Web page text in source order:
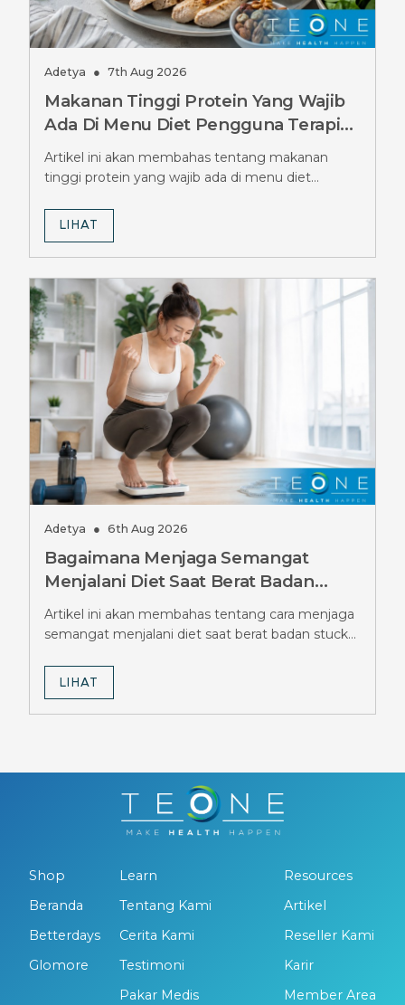
Adetya ● 7th Aug 2026
Makanan Tinggi Protein Yang Wajib
Ada Di Menu Diet Pengguna Terapi
Ozempic, Jangan Sampai Terlewat
Artikel ini akan membahas tentang makanan
tinggi protein yang wajib ada di menu diet
LIHAT
Adetya ● 6th Aug 2026
Bagaimana Menjaga Semangat
Menjalani Diet Saat Berat Badan
Stuck Berbulan-bulan, Simak Tipsnya
Artikel ini akan membahas tentang cara menjaga
semangat menjalani diet saat berat badan stuck
LIHAT
Shop
Beranda
Betterdays
Glomore
Learn
Tentang Kami
Cerita Kami
Testimoni
Pakar Medis
Resources
Artikel
Reseller Kami
Karir
Member Area